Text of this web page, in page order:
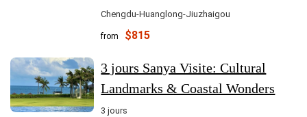
Chengdu-Huanglong-Jiuzhaigou
from $815
3 jours Sanya Visite: Cultural
Landmarks & Coastal Wonders
3 jours